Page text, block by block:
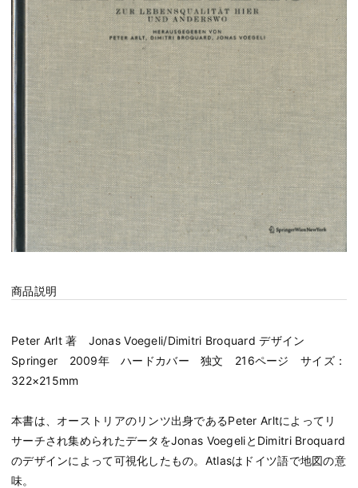
商品説明
Peter Arlt 著 Jonas Voegeli/Dimitri Broquard デザイン
Springer 2009年 ハードカバー 独文 216ページ サイズ：
322×215mm
本書は、オーストリアのリンツ出身であるPeter Arltによってリ
サーチされ集められたデータをJonas VoegeliとDimitri Broquard
のデザインによって可視化したもの。Atlasはドイツ語で地図の意
味。